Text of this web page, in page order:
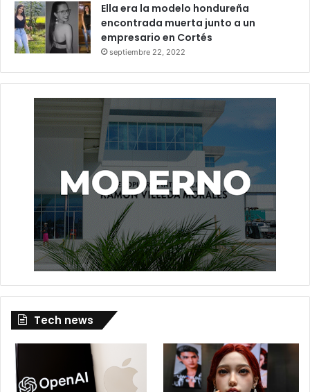
Ella era la modelo hondureña
encontrada muerta junto a un
empresario en Cortés
septiembre 22, 2022
Tech news